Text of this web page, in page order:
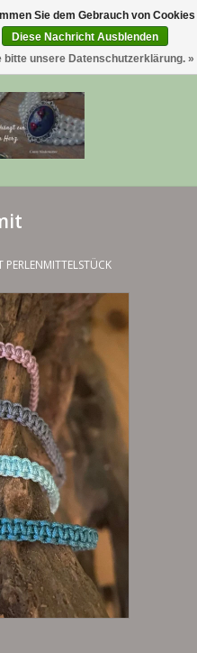
0 Artikel - €0,00
Sie dem Gebrauch von Cookies
Diese Nachricht Ausblenden
bitte unsere Datenschutzerklärung. »